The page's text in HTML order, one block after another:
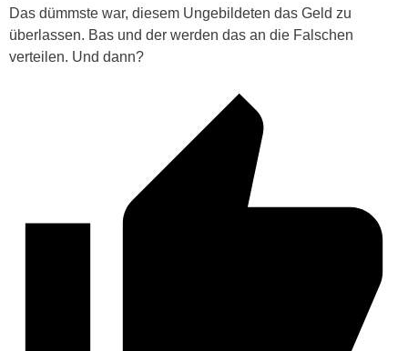
Das dümmste war, diesem Ungebildeten das Geld zu
überlassen. Bas und der werden das an die Falschen
verteilen. Und dann?